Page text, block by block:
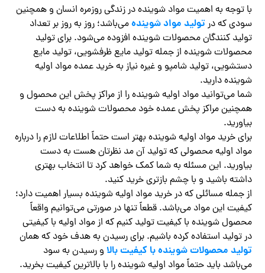
با توجه به اهمیت مواد شوینده در زندگی روزمره انسان و همچنین
سودی که درتولید مواد شویندهمی‌باشد؛ روز به روز بر تعداد
تولید کنندگان محصولات شوینده افزوده می‌شود. برای تولید
محصولات شوینده از جمله تولید مایع ظرفشویی، تولید مایع
دستشویی، تولید شامپو و غیره نیاز به خرید عمده مواد اولیه
شوینده دارید.
شما می‌توانید مواد اولیه شوینده را از مراکز پخش این محصول و
همچنین مراکز پخش عمده خود محصولات شوینده به دست
بیاورید.
برای خرید مواد اولیه شوینده بهتر است حتماً اطلاعات لازم را درباره
مواد اولیه محصولی که تولید آن مد نظرتان هست به دست
بیاورید. این مسئله به شما کمک خواهد کرد تا انتخاب بهتری
داشته باشید و با چشم بازتری خرید کنید.
از جمله مسائلی که در خرید مواد اولیه شوینده بسیار اهمیت دارد؛
کیفیت این مواد می‌باشد. قطعاً تنها در صورتی می‌توانیم واقعاً
محصول شوینده با کیفیت تولید کنیم که از مواد اولیه با کیفیتی
در تولید استفاده کرده باشیم‌. برای رسیدن به هدف خود که همان
تولید محصولات شوینده با کیفیت بالا و رسیدن به سود
می‌باشد باید حتماً مواد اولیه شوینده را با بالاترین کیفیت بخرید.